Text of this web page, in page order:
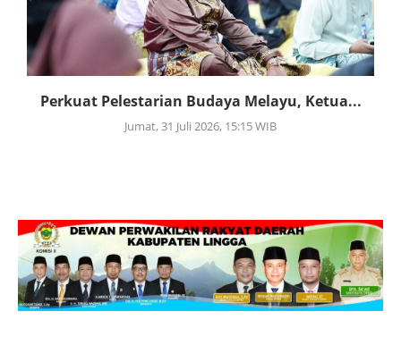
Perkuat Pelestarian Budaya Melayu, Ketua...
Jumat, 31 Juli 2026, 15:15 WIB